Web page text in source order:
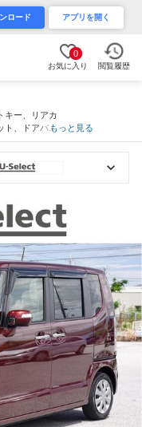
ロード アプリを開く
0
お気に入り 閲覧履歴
ー、リアカ
ト、ドアバイ
ｓｔｏｐ パ
もっと見る